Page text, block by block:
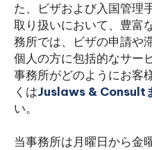
た、ビザおよび入国管理
取り扱いにおいて、豊富
務所では、ビザの申請や
個人の方に包括的なサー
事務所がどのようにお客
くはJuslaws & Consult
い。
当事務所は月曜日から金